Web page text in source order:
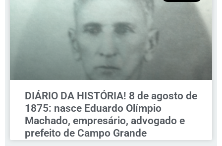
DIÁRIO DA HISTÓRIA! 8 de agosto de
1875: nasce Eduardo Olímpio
Machado, empresário, advogado e
prefeito de Campo Grande